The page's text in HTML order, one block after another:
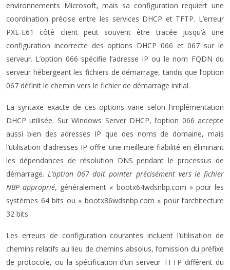
environnements Microsoft, mais sa configuration requiert une
coordination précise entre les services DHCP et TFTP. L’erreur
PXE-E61 côté client peut souvent être tracée jusqu’à une
configuration incorrecte des options DHCP 066 et 067 sur le
serveur. L’option 066 spécifie l’adresse IP ou le nom FQDN du
serveur hébergeant les fichiers de démarrage, tandis que l’option
067 définit le chemin vers le fichier de démarrage initial.
La syntaxe exacte de ces options varie selon l’implémentation
DHCP utilisée. Sur Windows Server DHCP, l’option 066 accepte
aussi bien des adresses IP que des noms de domaine, mais
l’utilisation d’adresses IP offre une meilleure fiabilité en éliminant
les dépendances de résolution DNS pendant le processus de
démarrage. L’option 067 doit pointer précisément vers le fichier
NBP approprié, généralement « bootx64wdsnbp.com » pour les
systèmes 64 bits ou « bootx86wdsnbp.com » pour l’architecture
32 bits.
Les erreurs de configuration courantes incluent l’utilisation de
chemins relatifs au lieu de chemins absolus, l’omission du préfixe
de protocole, ou la spécification d’un serveur TFTP différent du